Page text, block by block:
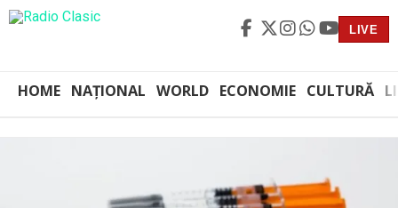
LIVE
HOME NAȚIONAL WORLD ECONOMIE CULTURĂ